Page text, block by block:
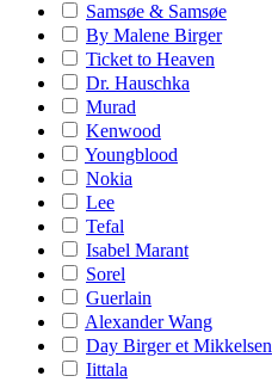
Samsøe & Samsøe
By Malene Birger
Ticket to Heaven
Dr. Hauschka
Murad
Kenwood
Youngblood
Nokia
Lee
Tefal
Isabel Marant
Sorel
Guerlain
Alexander Wang
Day Birger et Mikkelsen
Iittala